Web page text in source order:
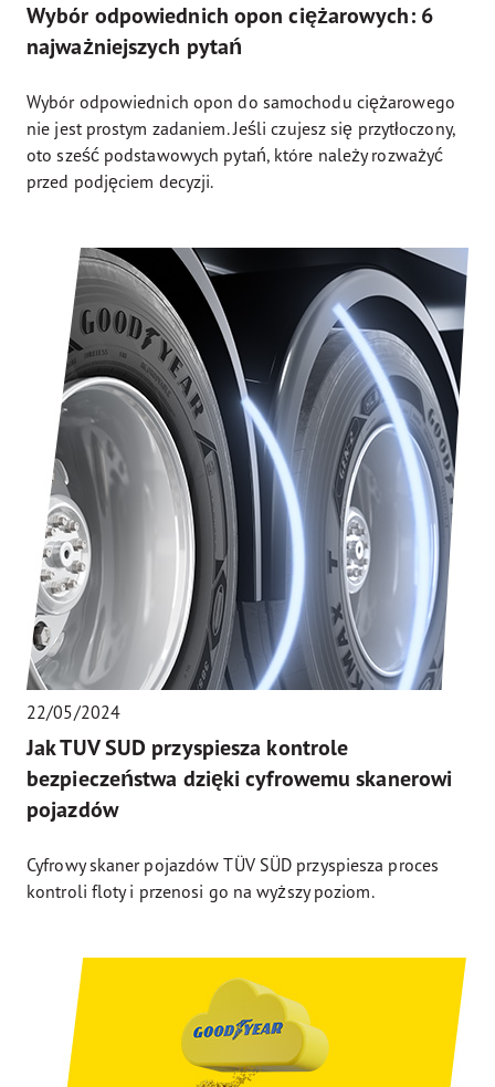
Wybór odpowiednich opon ciężarowych: 6
najważniejszych pytań
Wybór odpowiednich opon do samochodu ciężarowego
nie jest prostym zadaniem. Jeśli czujesz się przytłoczony,
oto sześć podstawowych pytań, które należy rozważyć
przed podjęciem decyzji.
22/05/2024
Jak TUV SUD przyspiesza kontrole
bezpieczeństwa dzięki cyfrowemu skanerowi
pojazdów
Cyfrowy skaner pojazdów TÜV SÜD przyspiesza proces
kontroli floty i przenosi go na wyższy poziom.